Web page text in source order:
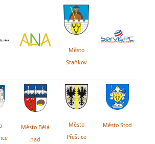
Město
Staňkov
Město Bělá
nad
Město
Přeštice
Město Stod